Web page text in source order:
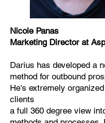
Nicole Panas
Marketing Director at
Darius has developed a
method for outbound
He's extremely
clients
a full 360 degree view